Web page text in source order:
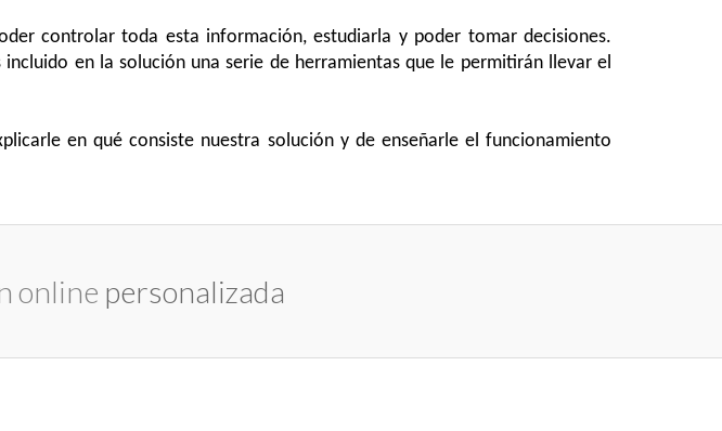
controlar toda esta información, estudiarla y poder tomar decisiones.
en la solución una serie de herramientas que le permitirán llevar el
en qué consiste nuestra solución y de enseñarle el funcionamiento
online personalizada